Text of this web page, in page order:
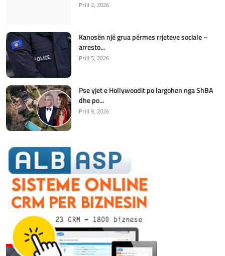
Prill 2, 2026
Kanosën një grua përmes rrjeteve sociale –
arresto...
Prill 5, 2026
Pse yjet e Hollywoodit po largohen nga ShBA
dhe po...
Prill 9, 2026